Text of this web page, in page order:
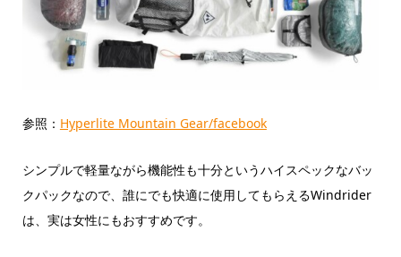
参照： Hyperlite Mountain Gear/facebook
シンプルで軽量ながら機能性も十分というハイスペックなバッ
クパックなので、誰にでも快適に使用してもらえるWindrider
は、実は女性にもおすすめです。